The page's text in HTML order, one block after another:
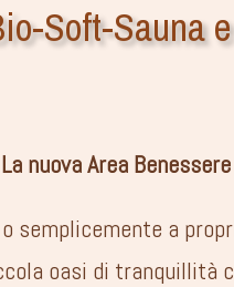
Soft-Sauna
nuova Area
semplicemente a
oasi di tranquillità